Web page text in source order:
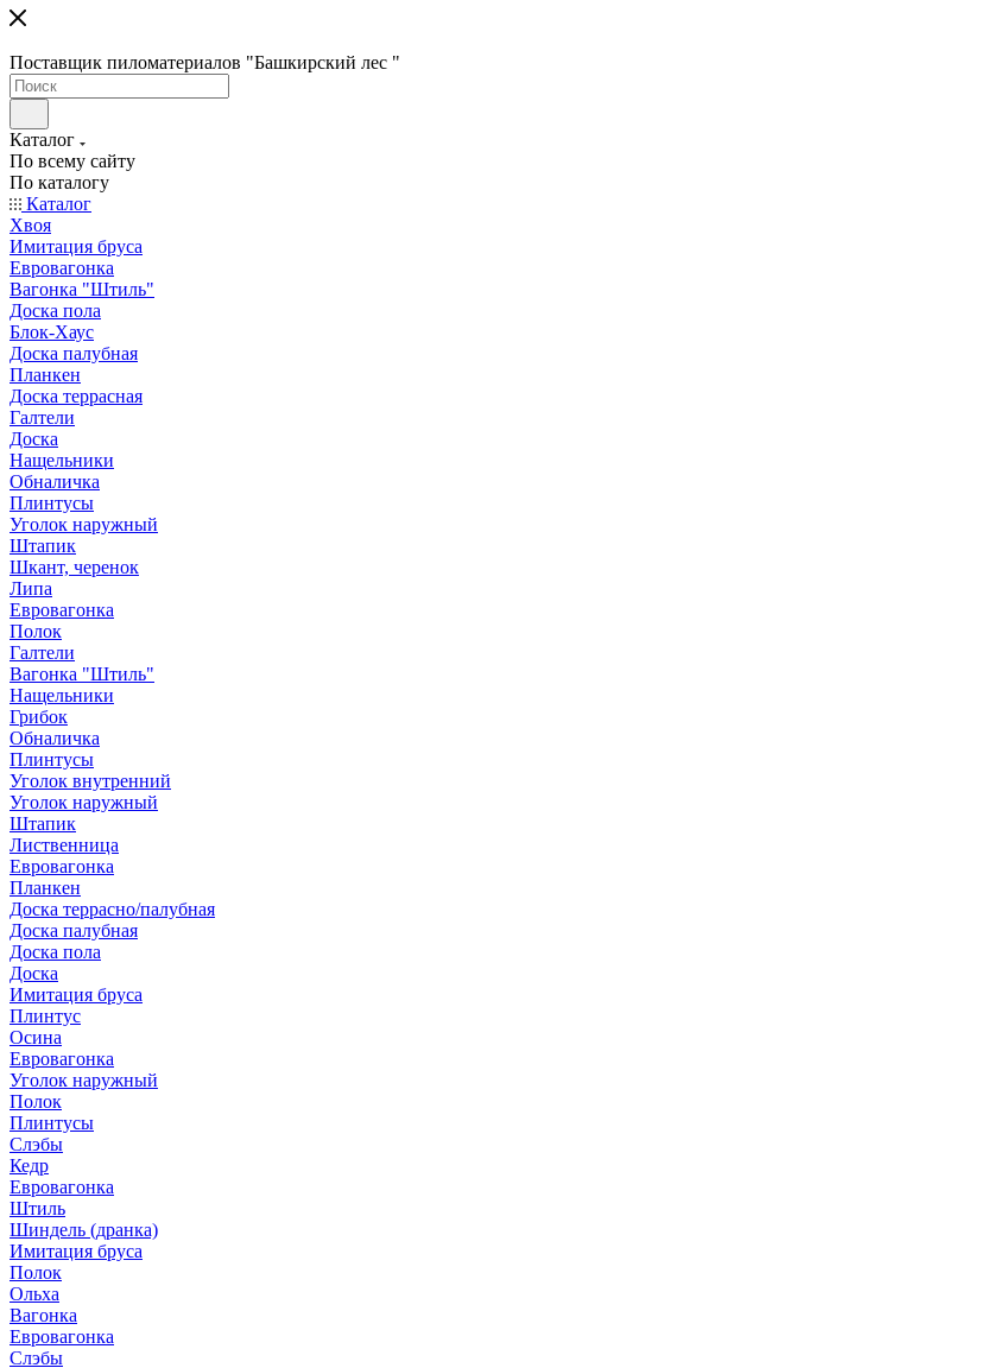
Поставщик пиломатериалов "Башкирский лес "
Каталог
По всему сайту
По каталогу
Каталог
Хвоя
Имитация бруса
Евровагонка
Вагонка "Штиль"
Доска пола
Блок-Хаус
Доска палубная
Планкен
Доска террасная
Галтели
Доска
Нащельники
Обналичка
Плинтусы
Уголок наружный
Штапик
Шкант, черенок
Липа
Евровагонка
Полок
Галтели
Вагонка "Штиль"
Нащельники
Грибок
Обналичка
Плинтусы
Уголок внутренний
Уголок наружный
Штапик
Лиственница
Евровагонка
Планкен
Доска террасно/палубная
Доска палубная
Доска пола
Доска
Имитация бруса
Плинтус
Осина
Евровагонка
Уголок наружный
Полок
Плинтусы
Слэбы
Кедр
Евровагонка
Штиль
Шиндель (дранка)
Имитация бруса
Полок
Ольха
Вагонка
Евровагонка
Слэбы